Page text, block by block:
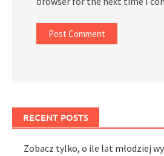
RECENT POSTS
Zobacz tylko, o ile lat młodziej